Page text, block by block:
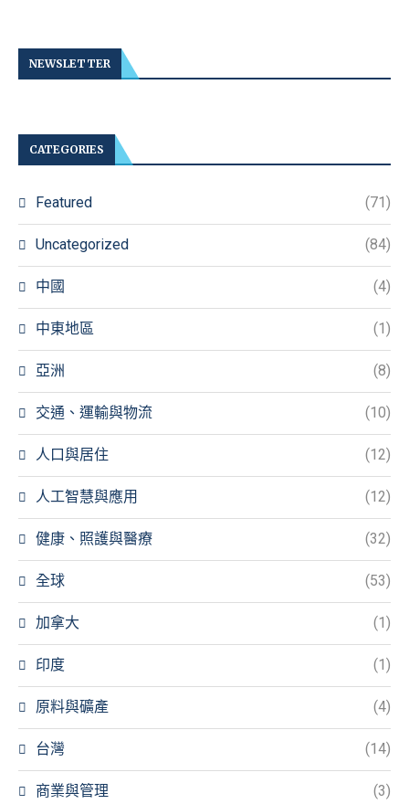
NEWSLETTER
CATEGORIES
Featured (71)
Uncategorized (84)
中國 (4)
中東地區 (1)
亞洲 (8)
交通、運輸與物流 (10)
人口與居住 (12)
人工智慧與應用 (12)
健康、照護與醫療 (32)
全球 (53)
加拿大 (1)
印度 (1)
原料與礦產 (4)
台灣 (14)
商業與管理 (3)